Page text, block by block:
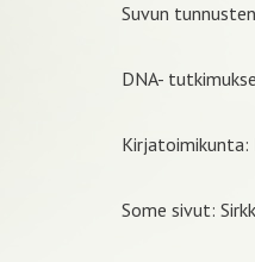
Suvun
DNA-
Kirjatoimikunta:
Some sivut: